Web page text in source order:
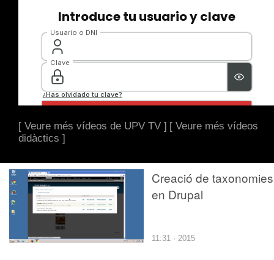
[ Veure més vídeos de UPV TV ] [ Veure més vídeos
didàctics ]
Creació de taxonomies
en Drupal
11:31 · 2015